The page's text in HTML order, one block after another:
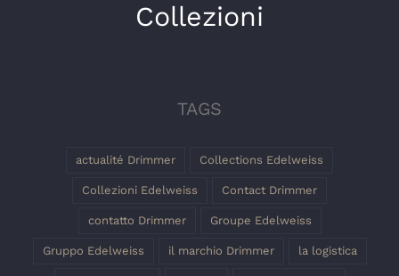
Collezioni
TAGS
actualité Drimmer Collections Edelweiss
Collezioni Edelweiss Contact Drimmer
contatto Drimmer Groupe Edelweiss
Gruppo Edelweiss il marchio Drimmer la logistica